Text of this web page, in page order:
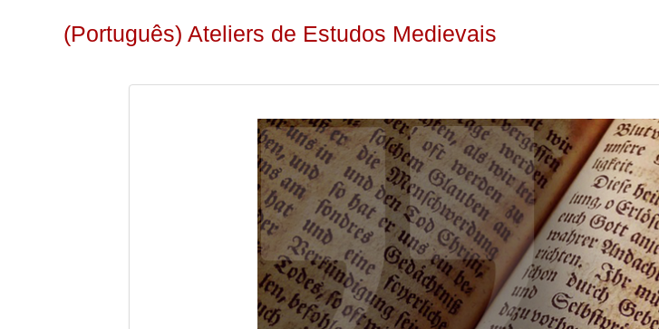
(Português) Ateliers de Estudos Medievais